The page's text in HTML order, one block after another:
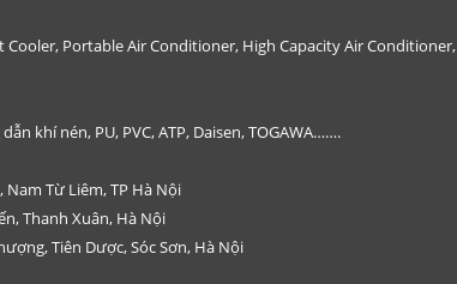
Portable Air Conditioner, High Capacity Air Conditioner,
khí nén, PU, PVC, ATP, Daisen, TOGAWA…….
Nam Từ Liêm, TP Hà Nội
Thanh Xuân, Hà Nội
Tiên Dược, Sóc Sơn, Hà Nội